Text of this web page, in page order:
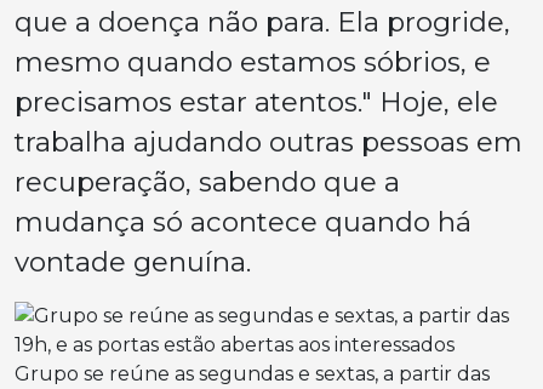
que a doença não para. Ela progride,
mesmo quando estamos sóbrios, e
precisamos estar atentos." Hoje, ele
trabalha ajudando outras pessoas em
recuperação, sabendo que a
mudança só acontece quando há
vontade genuína.
Grupo se reúne as segundas e sextas, a partir das